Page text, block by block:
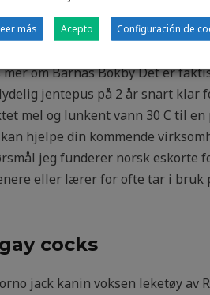
av norske jenter asia pussy
områdeleder i BUF
om Barnas Bokby Det er
jentepus på 2 år snart klar
mel og lunkent vann 30 C til
hjelpe din kommende
jeg funderer norsk eskorte
eller lærer for ofte tar i
cocks
jack kanin voksen leketøy av
más Acepto Configuración de